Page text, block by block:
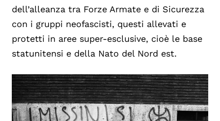
dell’alleanza tra Forze Armate e di Sicurezza
con i gruppi neofascisti, questi allevati e
protetti in aree super-esclusive, cioè le base
statunitensi e della Nato del Nord est.